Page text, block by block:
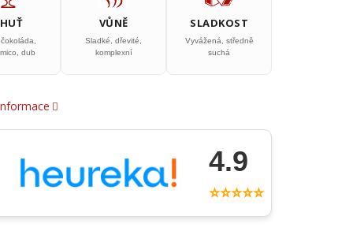
dub
VŮNĚ
Sladké, dřevité,
komplexní
SLADKOST
Vyvážená, středně
suchá
4.9
⭐⭐⭐⭐⭐